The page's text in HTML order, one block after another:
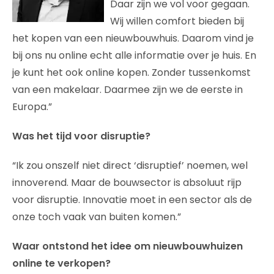
Daar zijn we vol voor gegaan.
Wij willen comfort bieden bij
het kopen van een nieuwbouwhuis. Daarom vind je
bij ons nu online echt alle informatie over je huis. En
je kunt het ook online kopen. Zonder tussenkomst
van een makelaar. Daarmee zijn we de eerste in
Europa.”
Was het tijd voor disruptie?
“Ik zou onszelf niet direct ‘disruptief’ noemen, wel
innoverend. Maar de bouwsector is absoluut rijp
voor disruptie. Innovatie moet in een sector als de
onze toch vaak van buiten komen.”
Waar ontstond het idee om nieuwbouwhuizen
online te verkopen?